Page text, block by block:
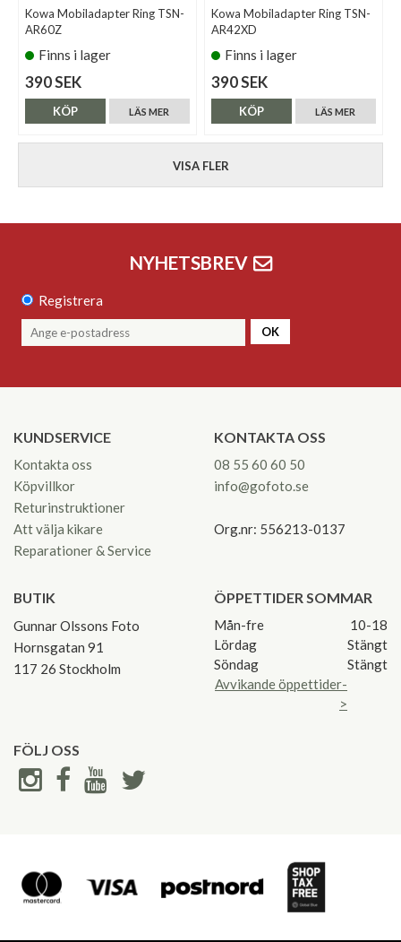
Kowa Mobiladapter Ring TSN-
AR60Z
Finns i lager
390 SEK
LÄS MER
KÖP
Kowa Mobiladapter Ring TSN-
AR42XD
Finns i lager
390 SEK
LÄS MER
KÖP
VISA FLER
NYHETSBREV
Registrera
OK
KUNDSERVICE
Kontakta oss
Köpvillkor
Returinstruktioner
Att välja kikare
Reparationer & Service
KONTAKTA OSS
08 55 60 60 50
info@gofoto.se
Org.nr: 556213-0137
BUTIK
Gunnar Olssons Foto
Hornsgatan 91
117 26 Stockholm
ÖPPETTIDER SOMMAR
Mån-fre
10-18
Lördag
Stängt
Söndag
Stängt
Avvikande öppettider-
>
FÖLJ OSS